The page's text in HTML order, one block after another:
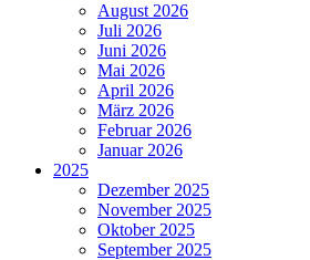
August 2026
Juli 2026
Juni 2026
Mai 2026
April 2026
März 2026
Februar 2026
Januar 2026
2025
Dezember 2025
November 2025
Oktober 2025
September 2025